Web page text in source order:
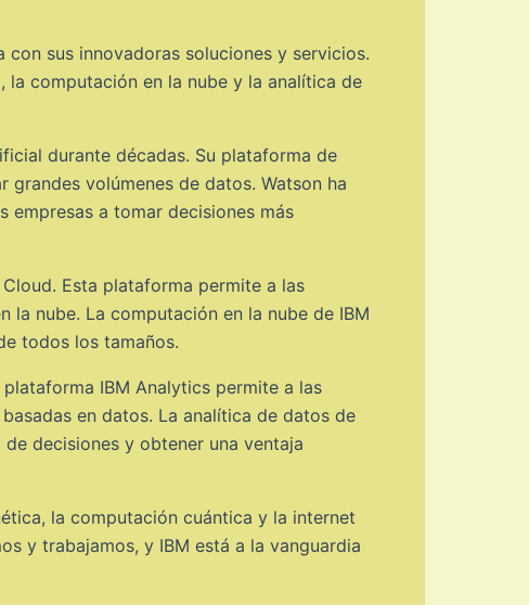
sus innovadoras soluciones y servicios.
computación en la nube y la analítica de
durante décadas. Su plataforma de
volúmenes de datos. Watson ha
empresas a tomar decisiones más
Esta plataforma permite a las
la nube. La computación en la nube de IBM
todos los tamaños.
IBM Analytics permite a las
en datos. La analítica de datos de
decisiones y obtener una ventaja
la computación cuántica y la internet
y trabajamos, y IBM está a la vanguardia